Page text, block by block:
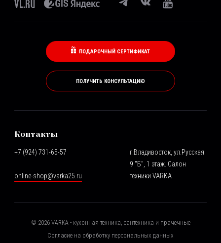
ПОДАРОЧНЫЙ СЕРТИФИКАТ
ПОЛУЧИТЬ КОНСУЛЬТАЦИЮ
Контакты
+7 (924) 731-65-57
online-shop@varka25.ru
г.Владивосток, ул.Русская
9 "Б", 1 этаж. Салон
техники VARKA
© 2026VARKA - кухонная техника, сантехника и прачечные
Согласие на обработку персональных данных